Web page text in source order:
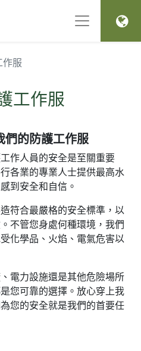
作服
工作服
們的防護工作服
作人員的安全是至關重要
各業的專業人士提供最高水
到安全和自信。
符合最嚴格的安全標準，以
不管您身處何種環境，我們
化學品、火焰、電氣危害以
電力設施還是其他危險場所
您可靠的選擇。放心穿上我
您的安全就是我們的首要任